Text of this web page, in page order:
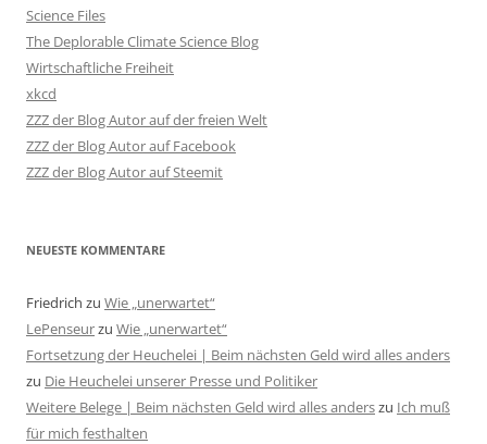
Science Files
The Deplorable Climate Science Blog
Wirtschaftliche Freiheit
xkcd
ZZZ der Blog Autor auf der freien Welt
ZZZ der Blog Autor auf Facebook
ZZZ der Blog Autor auf Steemit
NEUESTE KOMMENTARE
Friedrich zu Wie „unerwartet“
LePenseurzu Wie „unerwartet“
Fortsetzung der Heuchelei | Beim nächsten Geld wird alles anders
zu Die Heuchelei unserer Presse und Politiker
Weitere Belege | Beim nächsten Geld wird alles anderszu Ich muß
für mich festhalten